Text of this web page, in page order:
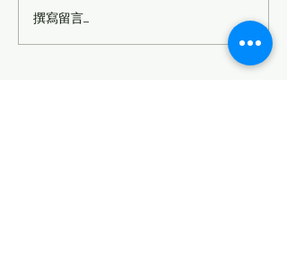
🚧【紐西蘭房產大叔分
析】Panmure 未來50年人
撰寫留言......